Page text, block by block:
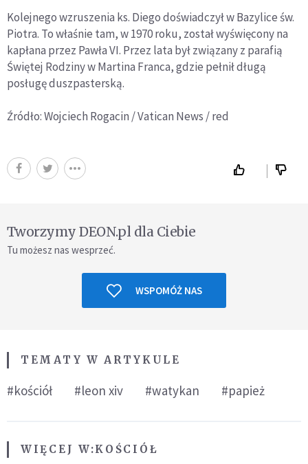
Kolejnego wzruszenia ks. Diego doświadczył w Bazylice św.
Piotra. To właśnie tam, w 1970 roku, został wyświęcony na
kapłana przez Pawła VI. Przez lata był związany z parafią
Świętej Rodziny w Martina Franca, gdzie pełnił długą
posługę duszpasterską.
Źródło: Wojciech Rogacin / Vatican News / red
Tworzymy DEON.pl dla Ciebie
Tu możesz nas wesprzeć.
WSPOMÓŻ NAS
TEMATY W ARTYKULE
#kościół #leon xiv #watykan #papież
WIĘCEJ W:KOŚCIÓŁ